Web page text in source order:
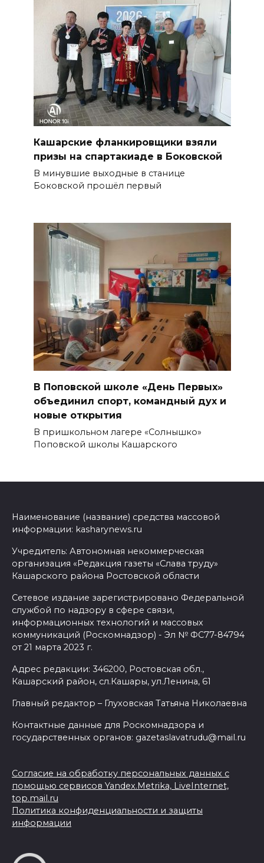
Кашарские фланкировщики взяли
призы на спартакиаде в Боковской
В минувшие выходные в станице
Боковской прошёл первый
В Поповской школе «День Первых»
объединил спорт, командный дух и
новые открытия
В пришкольном лагере «Солнышко»
Поповской школы Кашарского
Наименование (название) средства массовой
информации: kasharynews.ru
Учредитель: Автономная некоммерческая
организация «Редакция газеты «Слава труду»
Кашарского района Ростовской области
Сетевое издание зарегистрировано Федеральной
службой по надзору в сфере связи,
информационных технологий и массовых
коммуникаций (Роскомнадзор) - Эл № ФС77-84794
от 21 марта 2023 г.
Адрес редакции: 346200, Ростовская обл.,
Кашарский район, сл.Кашары, ул.Ленина, 61
Главный редактор – Глуховская Татьяна Николаевна
Контактные данные для Роскомнадзора и
государственных органов: gazetaslavatrudu@mail.ru
Согласие на обработку персональных данных с
помощью сервисов Yandex.Metrika, LiveInternet,
top.mail.ru
Политика конфиденциальности и защиты
информации